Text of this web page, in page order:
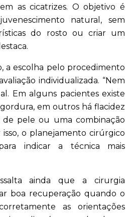
as cicatrizes. O objetivo é
natural, sem
do rosto ou criar um
a escolha pelo procedimento
individualizada. “Nem
Em alguns pacientes existe
em outros há flacidez
de pele ou uma combinação
isso, o planejamento cirúrgico
indicar a técnica mais
ainda que a cirurgia
boa recuperação quando o
as orientações